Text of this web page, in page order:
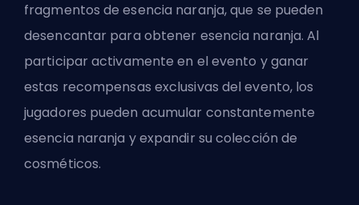
fragmentos de esencia naranja, que se pueden
desencantar para obtener esencia naranja. Al
participar activamente en el evento y ganar
estas recompensas exclusivas del evento, los
jugadores pueden acumular constantemente
esencia naranja y expandir su colección de
cosméticos.